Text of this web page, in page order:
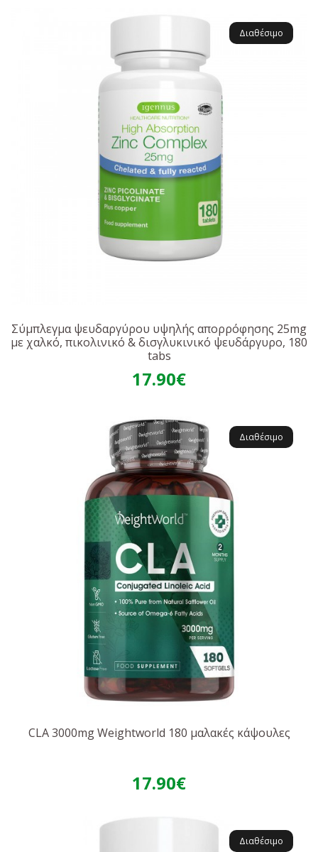
Διαθέσιμο
Σύμπλεγμα ψευδαργύρου υψηλής απορρόφησης 25mg
με χαλκό, πικολινικό & δισγλυκινικό ψευδάργυρο, 180
tabs
17.90€
Διαθέσιμο
CLA 3000mg Weightworld 180 μαλακές κάψουλες
17.90€
Διαθέσιμο